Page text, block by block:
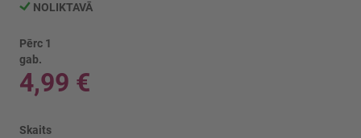
sākumu
NOLIKTAVĀ
Pērc 1
gab.
4,99 €
Skaits